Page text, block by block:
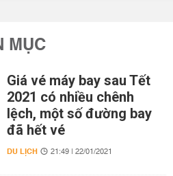
MỤC
Giá vé máy bay sau Tết
2021 có nhiều chênh
lệch, một số đường bay
đã hết vé
DU LỊCH 21:49 | 22/01/2021